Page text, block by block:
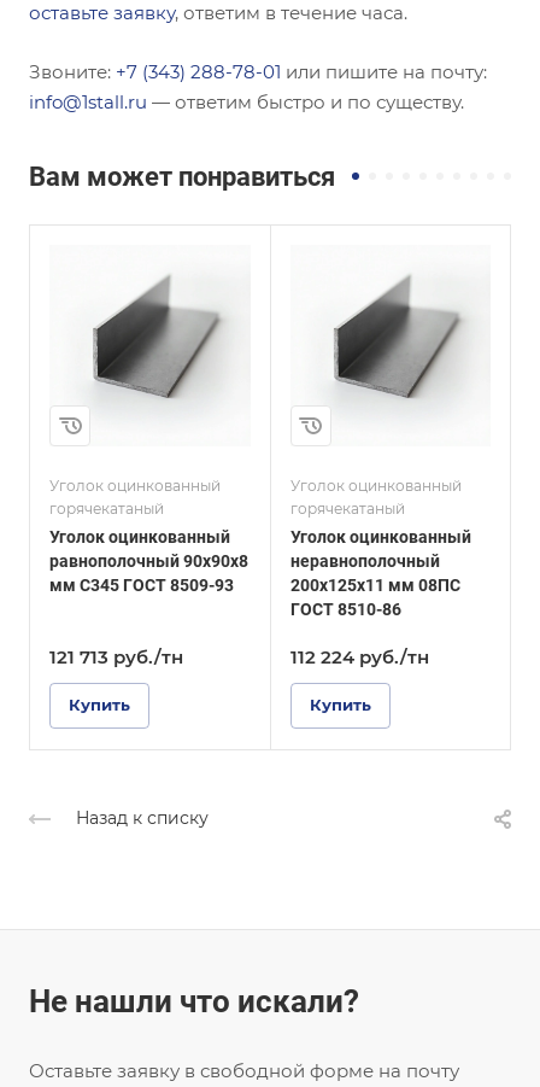
оставьте заявку, ответим в течение часа.
Звоните: +7 (343) 288-78-01 или пишите на почту:
info@1stall.ru — ответим быстро и по существу.
Вам может понравиться
Уголок оцинкованный
горячекатаный
Уголок оцинкованный
равнополочный 90х90х8
мм С345 ГОСТ 8509-93
121 713 руб./тн
Купить
Неравнополочны
й
Высота, мм
125
08ПС
ГОСТ, ТУ
ГОСТ 8510-86
Покрытие
Оцинкованное
Уголок оцинкованный
горячекатаный
Уголок оцинкованный
неравнополочный
200х125х11 мм 08ПС
ГОСТ 8510-86
112 224 руб./тн
Купить
Равнополочный
Высота, мм
200
Толщина, мм
ГОСТ, ТУ
ГОСТ 8509-93
Покрытие
Оцинкованное
Назад к списку
Не нашли что искали?
Оставьте заявку в свободной форме на почту